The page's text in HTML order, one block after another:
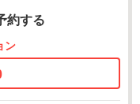
約する
ン